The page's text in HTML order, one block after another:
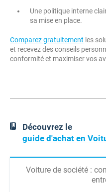
Une politique interne
sa mise en place.
Comparez gratuitement les
et recevez des conseils
conformité et maximiser vos
Découvrez le
guide d'achat en
Voiture de société :